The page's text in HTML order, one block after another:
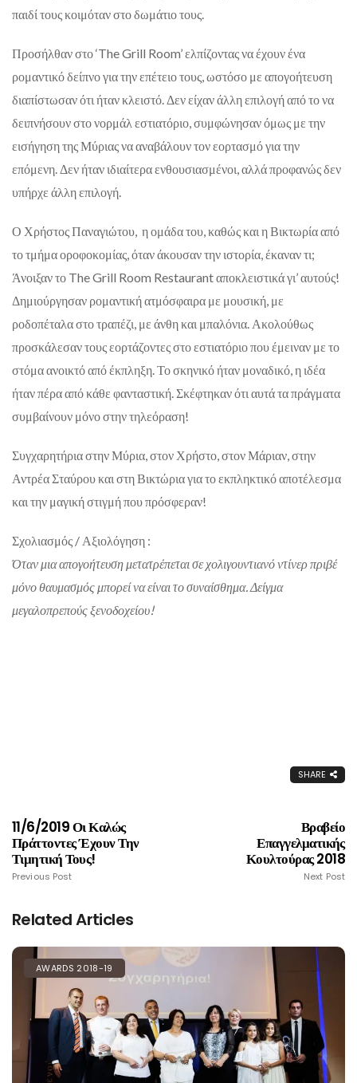
παιδί τους κοιμόταν στο δωμάτιο τους.
Προσήλθαν στο ‘The Grill Room’ ελπίζοντας να έχουν ένα
ρομαντικό δείπνο για την επέτειο τους, ωστόσο με απογοήτευση
διαπίστωσαν ότι ήταν κλειστό. Δεν είχαν άλλη επιλογή από το να
δειπνήσουν στο νορμάλ εστιατόριο, συμφώνησαν όμως με την
εισήγηση της Μύριας να αναβάλουν τον εορτασμό για την
επόμενη. Δεν ήταν ιδιαίτερα ενθουσιασμένοι, αλλά προφανώς δεν
υπήρχε άλλη επιλογή.
Ο Χρήστος Παναγιώτου, η ομάδα του, καθώς και η Βικτωρία από
το τμήμα οροφοκομίας, όταν άκουσαν την ιστορία, έκαναν τι;
Άνοιξαν το The Grill Room Restaurant αποκλειστικά γι’ αυτούς!
Δημιούργησαν ρομαντική ατμόσφαιρα με μουσική, με
ροδοπέταλα στο τραπέζι, με άνθη και μπαλόνια. Ακολούθως
προσκάλεσαν τους εορτάζοντες στο εστιατόριο που έμειναν με το
στόμα ανοικτό από έκπληξη. Το σκηνικό ήταν μοναδικό, η ιδέα
ήταν πέρα από κάθε φανταστική. Σκέφτηκαν ότι αυτά τα πράγματα
συμβαίνουν μόνο στην τηλεόραση!
Συγχαρητήρια στην Μύρια, στον Χρήστο, στον Μάριαν, στην
Αντρέα Σταύρου και στη Βικτώρια για το εκπληκτικό αποτέλεσμα
και την μαγική στιγμή που πρόσφεραν!
Σχολιασμός / Αξιολόγηση :
Όταν μια απογοήτευση μετατρέπεται σε χολιγουντιανό ντίνερ πριβέ
μόνο θαυμασμός μπορεί να είναι το συναίσθημα. Δείγμα
μεγαλοπρεπούς ξενοδοχείου!
SHARE
11/6/2019 Οι Καλώς
Πράττοντες Έχουν Την
Τιμητική Τους!
Previous Post
Βραβείο
Επαγγελματικής
Κουλτούρας 2018
Next Post
Related Articles
AWARDS 2018-19